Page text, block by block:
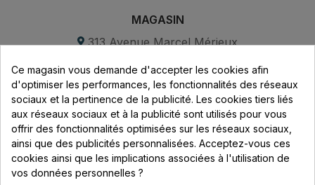
MAGASIN
313 Avenue Marcel Mérieux
69530 Brignais
Lundi au vendredi :
8h - 16h
uniquement sur Rendez-vous
CONTACT
Ce magasin vous demande d'accepter les cookies afin
d'optimiser les performances, les fonctionnalités des réseaux
sociaux et la pertinence de la publicité. Les cookies tiers liés
aux réseaux sociaux et à la publicité sont utilisés pour vous
offrir des fonctionnalités optimisées sur les réseaux sociaux,
ainsi que des publicités personnalisées. Acceptez-vous ces
cookies ainsi que les implications associées à l'utilisation de
vos données personnelles ?